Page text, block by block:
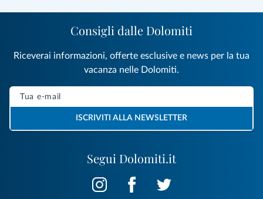
Segui Dolomiti.it
Consigli dalle Dolomiti
Riceverai informazioni, offerte esclusive e news per la tua
vacanza nelle Dolomiti.
ISCRIVITI ALLA NEWSLETTER